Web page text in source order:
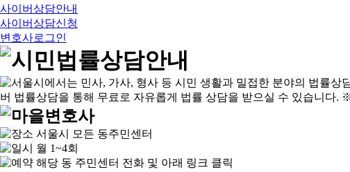
사이버상담안내
사이버상담신청
변호사로그인
서울시 모든 동주민센터
월 1~4회
해당 동 주민센터 전화 및 아래 링크 클릭